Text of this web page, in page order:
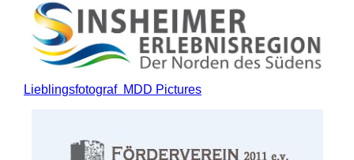
Lieblingsfotograf MDD Pictures